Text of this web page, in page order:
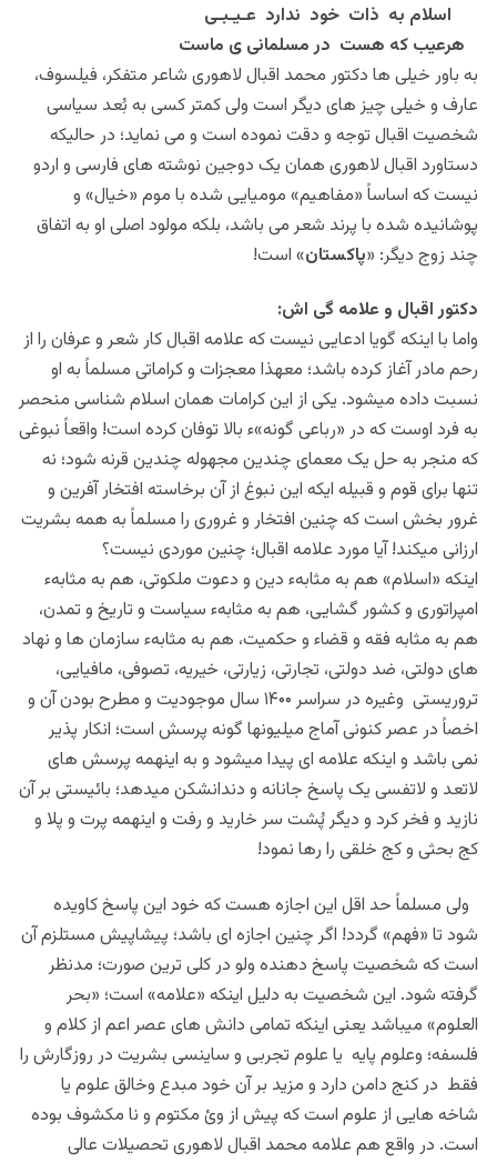
اسلام به ذات خود ندارد عـیـبـی
هرعیب که هست در مسلمانی ی ماست
به باور خیلی ها دکتور محمد اقبال لاهوری شاعر متفکر، فیلسوف،
عارف و خیلی چیز های دیگر است ولی کمتر کسی به بُعد سیاسی
شخصیت اقبال توجه و دقت نموده است و می نماید؛ در حالیکه
دستاورد اقبال لاهوری همان یک دوجین نوشته های فارسی و اردو
نیست که اساساً «مفاهیم» مومیایی شده با موم «خیال» و
پوشانیده شده با پرند شعر می باشد، بلکه مولود اصلی او به اتفاق
چند زوج دیگر: «پاکستان» است!
دکتور اقبال و علامه گی اش:
واما با اینکه گویا ادعایی نیست که علامه اقبال کار شعر و عرفان را از
رحم مادر آغاز کرده باشد؛ معهذا معجزات و کراماتی مسلماً به او
نسبت داده میشود. یکی از این کرامات همان اسلام شناسی منحصر
به فرد اوست که در «رباعی گونه»ء بالا توفان کرده است! واقعاً نبوغی
که منجر به حل یک معمای چندین مجهوله چندین قرنه شود؛ نه
تنها برای قوم و قبیله ایکه این نبوغ از آن برخاسته افتخار آفرین و
غرور بخش است که چنین افتخار و غروری را مسلماً به همه بشریت
ارزانی میکند! آیا مورد علامه اقبال؛ چنین موردی نیست؟
اینکه «اسلام» هم به مثابهء دین و دعوت ملکوتی، هم به مثابهء
امپراتوری و کشور گشایی، هم به مثابهء سیاست و تاریخ و تمدن،
هم به مثابه فقه و قضاء و حکمیت، هم به مثابهء سازمان ها و نهاد
های دولتی، ضد دولتی، تجارتی، زیارتی، خیریه، تصوفی، مافیایی،
تروریستی وغیره در سراسر ۱۴۰۰ سال موجودیت و مطرح بودن آن و
اخصاً در عصر کنونی آماج میلیونها گونه پرسش است؛ انکار پذیر
نمی باشد و اینکه علامه ای پیدا میشود و به اینهمه پرسش های
لاتعد و لاتفسی یک پاسخ جانانه و دندانشکن میدهد؛ بائیستی بر آن
نازید و فخر کرد و دیگر پُشت سر خارید و رفت و اینهمه پرت و پلا و
کج بحثی و کج خلقی را رها نمود!
ولی مسلماً حد اقل این اجازه هست که خود این پاسخ کاویده
شود تا «فهم» گردد! اگر چنین اجازه ای باشد؛ پیشاپیش مستلزم آن
است که شخصیت پاسخ دهنده ولو در کلی ترین صورت؛ مدنظر
گرفته شود. این شخصیت به دلیل اینکه «علامه» است؛ «بحر
العلوم» میباشد یعنی اینکه تمامی دانش های عصر اعم از کلام و
فلسفه؛ وعلوم پایه یا علوم تجربی و ساینسی بشریت در روزگارش را
فقط در کنج دامن دارد و مزید بر آن خود مبدع وخالق علوم یا
شاخه هایی از علوم است که پیش از وئ مکتوم و نا مکشوف بوده
است. در واقع هم علامه محمد اقبال لاهوری تحصیلات عالی